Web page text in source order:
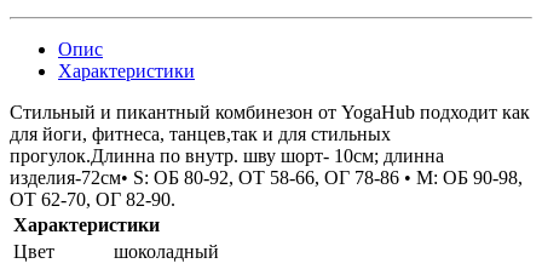
Опис
Характеристики
Стильный и пикантный комбинезон от YogaHub подходит как
для йоги, фитнеса, танцев,так и для стильных
прогулок.Длинна по внутр. шву шорт- 10см; длинна
изделия-72см• S: ОБ 80-92, ОТ 58-66, ОГ 78-86 • M: ОБ 90-98,
ОТ 62-70, ОГ 82-90.
Характеристики
Цвет
шоколадный